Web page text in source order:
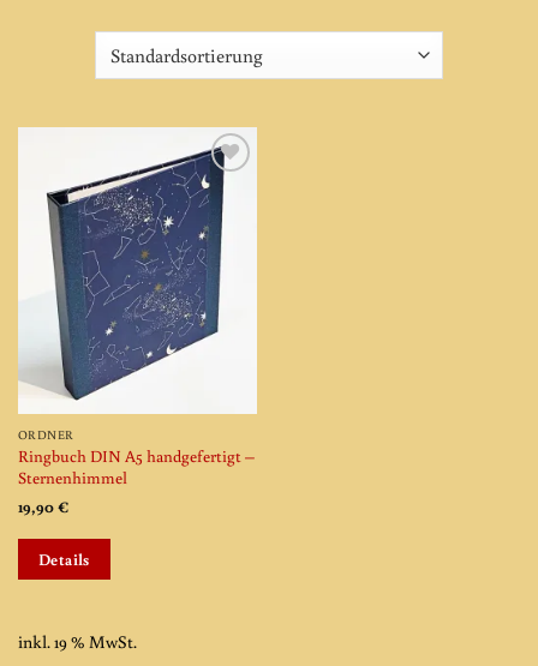
Add to
wishlist
ORDNER
Ringbuch DIN A5 handgefertigt –
Sternenhimmel
19,90€
Details
inkl. 19 % MwSt.